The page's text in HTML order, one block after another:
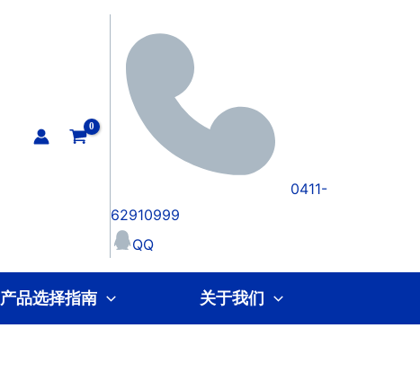
0411-
62910999
QQ
产品选择指南 关于我们